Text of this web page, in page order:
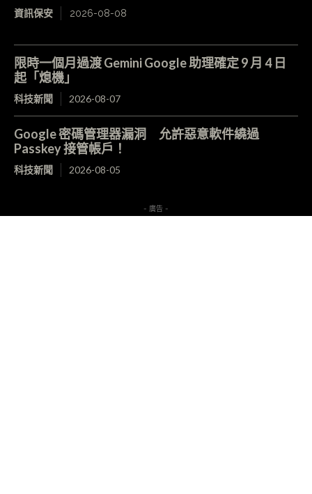
資訊保安 2026-08-08
限時一個月過渡 Gemini Google 助理確定 9 月 4 日
起「熄機」
科技新聞 2026-08-07
Google 密碼管理器漏洞 允許惡意軟件繞過
Passkey 接管帳戶！
科技新聞 2026-08-05
- 廣告 -